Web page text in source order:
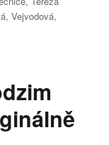
,Vejvodová,